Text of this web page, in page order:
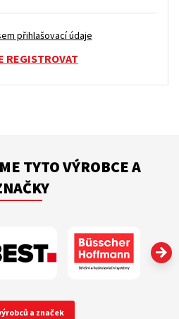
přihlašovací údaje
REGISTROVAT
TYTO VÝROBCE A
a značek